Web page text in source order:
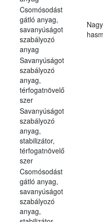
Csomósodást
gátló anyag,
savanyúságot
szabályozó
anyag
Savanyúságot
szabályozó
anyag,
térfogatnövelő
szer
Savanyúságot
szabályozó
anyag,
stabilizátor,
térfogatnövelő
szer
Csomósodást
gátló anyag,
savanyúságot
szabályozó
anyag,